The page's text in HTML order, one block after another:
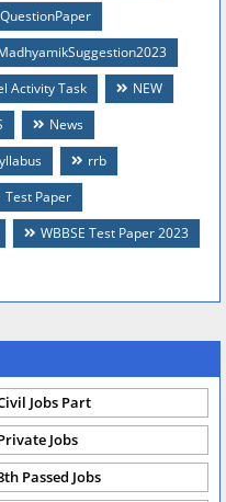
Activity Task
NEW
News
rrb
Test Paper
WBBSE Test Paper 2023
Jobs Part
Jobs
Passed Jobs